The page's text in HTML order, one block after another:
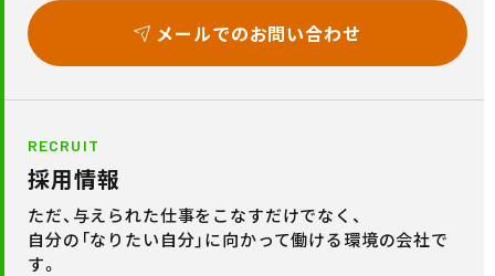
メールでのお問い合わせ
RECRUIT
採用情報
ただ、与えられた仕事をこなすだけでなく、
自分の「なりたい自分」に向かって働ける環境の会社で
す。